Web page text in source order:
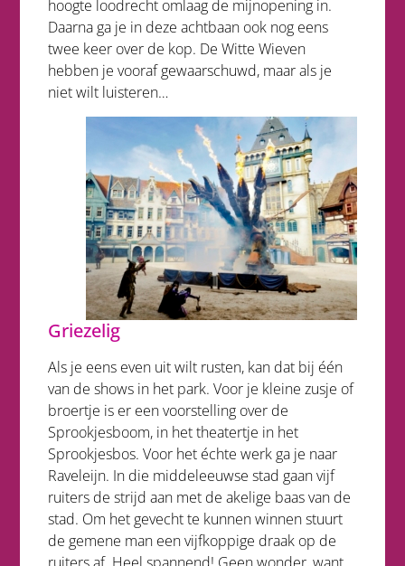
hoogte loodrecht omlaag de mijnopening in.
Daarna ga je in deze achtbaan ook nog eens
twee keer over de kop. De Witte Wieven
hebben je vooraf gewaarschuwd, maar als je
niet wilt luisteren…
Griezelig
Als je eens even uit wilt rusten, kan dat bij één
van de shows in het park. Voor je kleine zusje of
broertje is er een voorstelling over de
Sprookjesboom, in het theatertje in het
Sprookjesbos. Voor het échte werk ga je naar
Raveleijn. In die middeleeuwse stad gaan vijf
ruiters de strijd aan met de akelige baas van de
stad. Om het gevecht te kunnen winnen stuurt
de gemene man een vijfkoppige draak op de
ruiters af. Heel spannend! Geen wonder, want